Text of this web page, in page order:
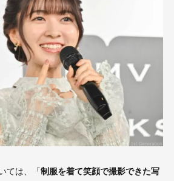
ては、「 制服を着て笑顔で撮影できた写